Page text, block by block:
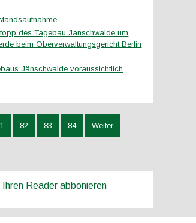
des Tagebau Jänschwalde um
beim Oberverwaltungsgericht Berlin
Jänschwalde voraussichtlich
82 83 84 Weiter
Reader abbonieren